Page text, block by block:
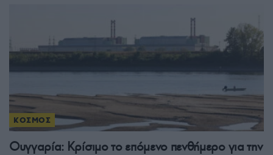
ΚΟΣΜΟΣ
Ουγγαρία: Κρίσιμο το επόμενο πενθήμερο για την